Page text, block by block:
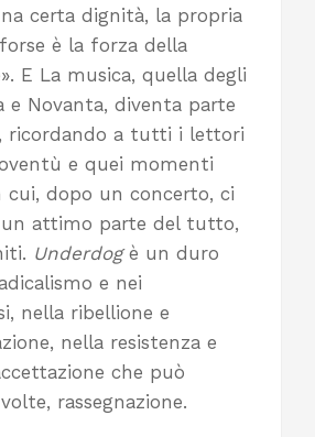
certa dignità, la propria
è la forza della
E La musica, quella degli
e Novanta, diventa parte
ricordando a tutti i lettori
e quei momenti
cui, dopo un concerto, ci
attimo parte del tutto,
Underdogè un duro
e nei
nella ribellione e
nella resistenza e
che può
rassegnazione.